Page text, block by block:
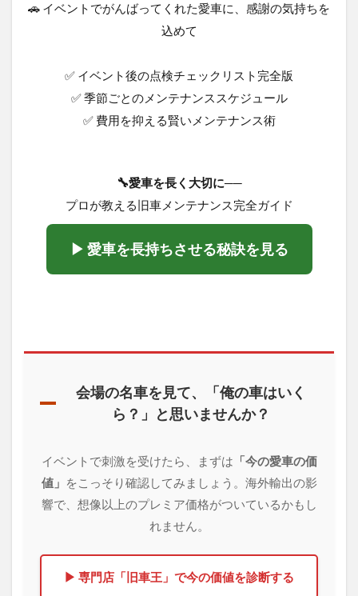
🚗 イベントでがんばってくれた愛車に、感謝の気持ちを
込めて
✅ イベント後の点検チェックリスト完全版
✅ 季節ごとのメンテナンススケジュール
✅ 費用を抑える賢いメンテナンス術
🔧愛車を長く大切に──
プロが教える旧車メンテナンス完全ガイド
▶ 愛車を長持ちさせる秘訣を見る
会場の名車を見て、「俺の車はいく
ら？」と思いませんか？
イベントで刺激を受けたら、まずは 「今の愛車の価
値」 をこっそり確認してみましょう。海外輸出の影
響で、想像以上のプレミア価格がついているかもし
れません。
▶ 専門店「旧車王」で今の価値を診断する